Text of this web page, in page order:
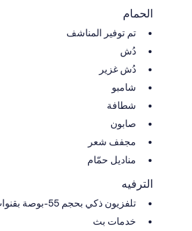
الحمام
تم توفير المناشف
دُش
دُش غزير
شامبو
شطافة
صابون
مجفف شعر
مناديل حمّام
الترفيه
تلفزيون ذكي بحجم 55-بوصة بقنوات بث رقمية
خدمات بث